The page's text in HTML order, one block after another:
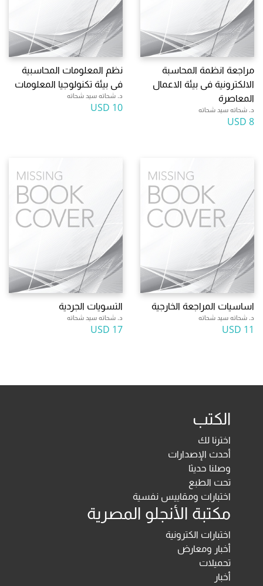
مراجعة انظمة المحاسبة
الالكترونية فى بيئة الاعمال
المعاصرة
د. شحاته سيد شحاته
8 USD
نظم المعلومات المحاسبية
فى بيئة تكنولوجيا المعلومات
د. شحاته سيد شحاته
10 USD
اساسيات المراجعة الخارجية
د. شحاته سيد شحاته
11 USD
التسويات الجردية
د. شحاته سيد شحاته
17 USD
الكتب
اخترنا لك
أحدث الإصدارات
وصلنا حديثا
تحت الطبع
اختبارات ومقاييس نفسية
مكتبة الأنجلو المصرية
اختبارات الكترونية
أخبار ومعارض
تحميلات
أخبار